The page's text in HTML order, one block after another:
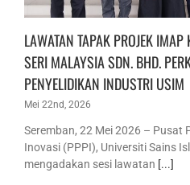
LAWATAN TAPAK PROJEK
SERI MALAYSIA SDN. BHD.
PENYELIDIKAN INDUSTRI USIM
Mei 22nd, 2026
Seremban, 22 Mei 2026 – Pusat
Inovasi (PPPI), Universiti Sains
mengadakan sesi lawatan [...]